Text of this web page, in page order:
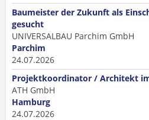
Baumeister der Zukunft als
gesucht
UNIVERSALBAU Parchim GmbH
Parchim
24.07.2026
Projektkoordinator / Architekt
ATH GmbH
Hamburg
24.07.2026